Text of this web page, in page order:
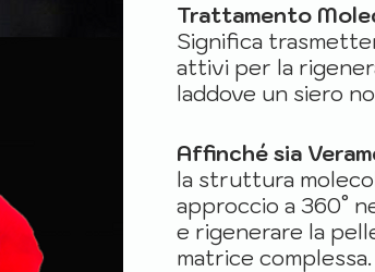
Trattamento
Significa
attivi per la
laddove un siero
Affinché sia
la struttura
approccio a 360°
e rigenerare la
matrice complessa.